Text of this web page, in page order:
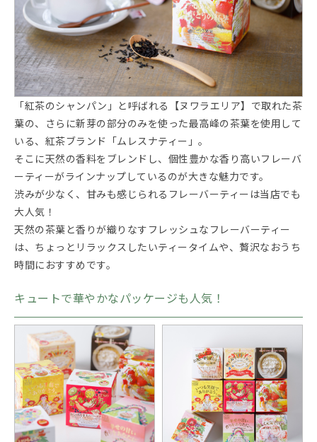
「紅茶のシャンパン」と呼ばれる【ヌワラエリア】で取れた茶
葉の、さらに新芽の部分のみを使った最高峰の茶葉を使用して
いる、紅茶ブランド「ムレスナティー」。
そこに天然の香料をブレンドし、個性豊かな香り高いフレーバ
ーティーがラインナップしているのが大きな魅力です。
渋みが少なく、甘みも感じられるフレーバーティーは当店でも
大人気！
天然の茶葉と香りが織りなすフレッシュなフレーバーティー
は、ちょっとリラックスしたいティータイムや、贅沢なおうち
時間におすすめです。
キュートで華やかなパッケージも人気！